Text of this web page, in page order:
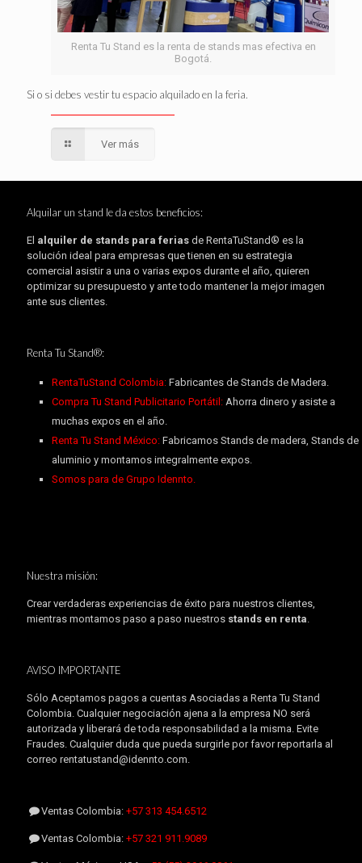
Renta Tu Stand es la renta de stands mas efectiva en
Bogotá.
Si o si debes vestir tu espacio alquilado en la feria.
Ver más
Alquilar un stand le da estos beneficios:
El alquiler de stands para ferias de RentaTuStand® es la
solución ideal para empresas que tienen en su estrategia
comercial asistir a una o varias expos durante el año, quieren
optimizar su presupuesto y ante todo mantener la mejor imagen
ante sus clientes.
Renta Tu Stand®:
RentaTuStand Colombia: Fabricantes de Stands de Madera.
Compra Tu Stand Publicitario Portátil:Ahorra dinero y asiste a
muchas expos en el año.
Renta Tu Stand México:Fabricamos Stands de madera, Stands de
aluminio y montamos integralmente expos.
Somos para de Grupo Idennto.
Nuestra misión:
Crear verdaderas experiencias de éxito para nuestros clientes,
mientras montamos paso a paso nuestros stands en renta
AVISO IMPORTANTE
Sólo Aceptamos pagos a cuentas Asociadas a Renta Tu Stand
Colombia. Cualquier negociación ajena a la empresa NO será
autorizada y liberará de toda responsabilidad a la misma. Evite
Fraudes. Cualquier duda que pueda surgirle por favor reportarla al
correo rentatustand@idennto.com.
Ventas Colombia:+57 313 454.6512
Ventas Colombia:+57 321 911.9089